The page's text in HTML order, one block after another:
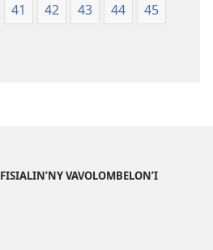
41 42 43 44
45
VAVOLOMBELON’I